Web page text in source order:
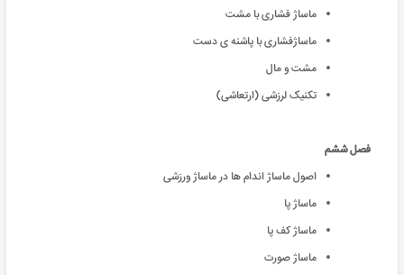
ماساژ فشاری با مشت
ماساژفشاری با پاشنه ی دست
مشت و مال
تکنیک لرزشی (ارتعاشی)
فصل ششم
اصول ماساژ اندام ها در ماساژ ورزشی
ماساژ پا
ماساژ کف پا
ماساژ صورت